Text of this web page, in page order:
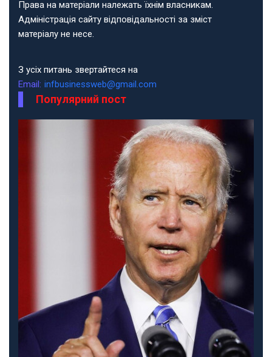
Права на матеріали належать їхнім власникам.
Адміністрація сайту відповідальності за зміст
матеріалу не несе.
З усіх питань звертайтеся на
Email: infbusinessweb@gmail.com
Популярний пост